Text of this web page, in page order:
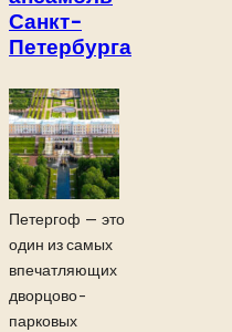
Санкт-
Петербурга
Петергоф — это
один из самых
впечатляющих
дворцово-
парковых